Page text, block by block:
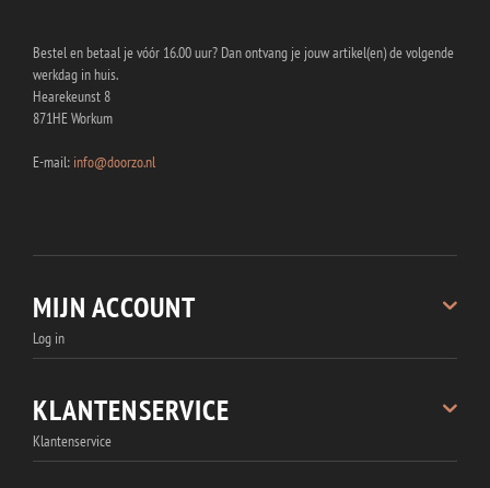
Bestel en betaal je vóór 16.00 uur? Dan ontvang je jouw artikel(en) de volgende
werkdag in huis.
Hearekeunst 8
871HE Workum
E-mail: info@doorzo.nl
MIJN ACCOUNT
Log in
Bestellingen
Accountgegevens
KLANTENSERVICE
Klantenservice